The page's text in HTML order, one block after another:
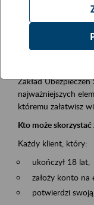
Event description
Platforma Usług
Zakład
najważniejszych
któremu załatwisz
Kto może skorzystać
Każdy klient, który:
ukończył 18 lat,
założy konto na
potwierdzi